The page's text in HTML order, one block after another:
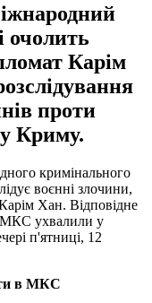
очолить
Карім
проти
Криму.
кримінального
воєнні злочини,
Хан. Відповідне
МКС ухвалили у
п'ятниці, 12
в МКС